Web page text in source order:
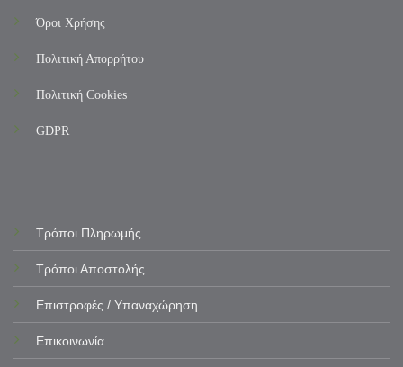
Όροι Χρήσης
Πολιτική Απορρήτου
Πολιτική Cookies
GDPR
Τρόποι Πληρωμής
Τρόποι Αποστολής
Επιστροφές / Υπαναχώρηση
Επικοινωνία